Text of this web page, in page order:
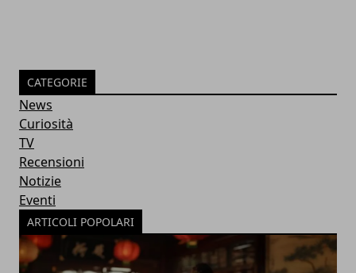
CATEGORIE
News
Curiosità
TV
Recensioni
Notizie
Eventi
ARTICOLI POPOLARI